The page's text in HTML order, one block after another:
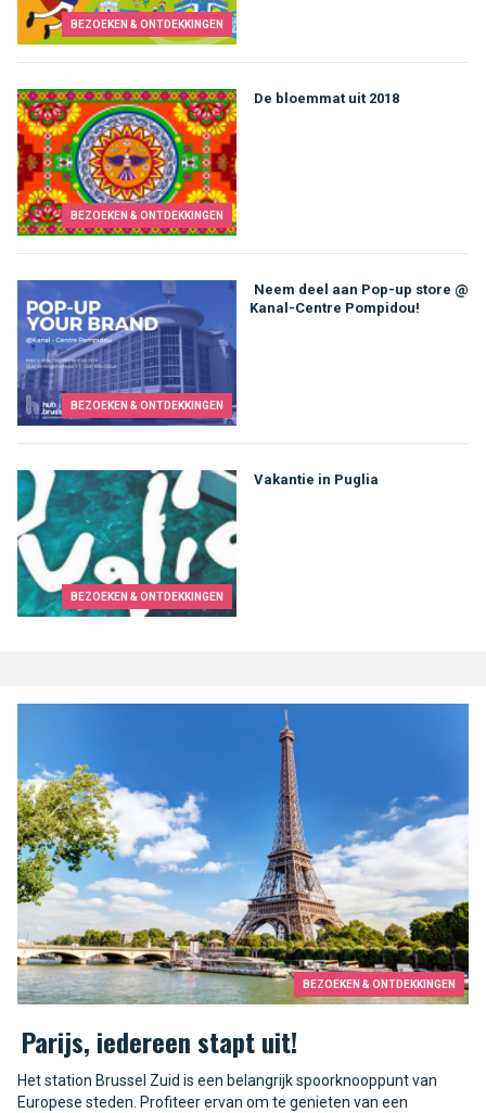
BEZOEKEN & ONTDEKKINGEN
BEZOEKEN & ONTDEKKINGEN
De bloemmat uit 2018
BEZOEKEN & ONTDEKKINGEN
Neem deel aan Pop-up store @
Kanal-Centre Pompidou!
BEZOEKEN & ONTDEKKINGEN
Vakantie in Puglia
BEZOEKEN & ONTDEKKINGEN
Parijs, iedereen stapt uit!
Het station Brussel Zuid is een belangrijk spoorknooppunt van
Europese steden. Profiteer ervan om te genieten van een